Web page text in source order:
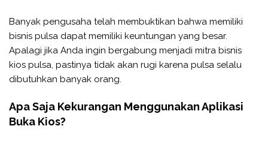
Banyak pengusaha telah membuktikan bahwa memiliki
bisnis pulsa dapat memiliki keuntungan yang besar.
Apalagi jika Anda ingin bergabung menjadi mitra bisnis
kios pulsa, pastinya tidak akan rugi karena pulsa selalu
dibutuhkan banyak orang.
Apa Saja Kekurangan Menggunakan Aplikasi
Buka Kios?